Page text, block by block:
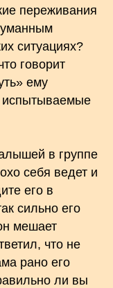
переживания
ситуациях?
говорит
ему
испытываемые
в группе
себя ведет и
его в
сильно его
мешает
что не
рано его
ли вы